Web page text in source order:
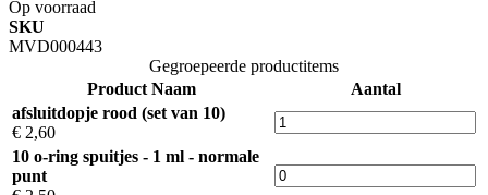
Op voorraad
SKU
MVD000443
Gegroepeerde productitems
Product Naam
Aantal
afsluitdopje rood (set van 10)
€ 2,60
10 o-ring spuitjes - 1 ml - normale
punt